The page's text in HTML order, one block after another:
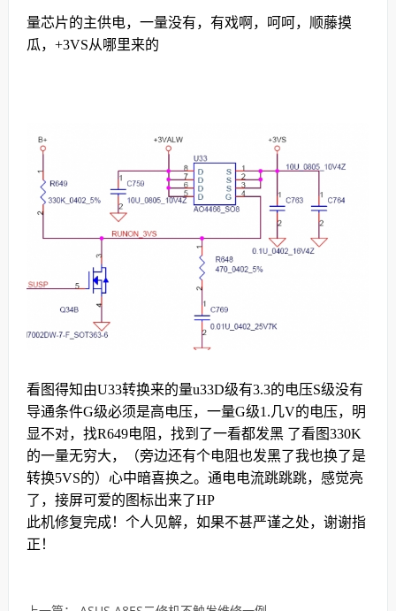
量芯片的主供电，一量没有，有戏啊，呵呵，顺藤摸
瓜，+3VS从哪里来的
看图得知由U33转换来的量u33D级有3.3的电压S级没有
导通条件G级必须是高电压，一量G级1.几V的电压，明
显不对，找R649电阻，找到了一看都发黑 了看图330K
的一量无穷大，（旁边还有个电阻也发黑了我也换了是
转换5VS的）心中暗喜换之。通电电流跳跳跳，感觉亮
了，接屏可爱的图标出来了HP
此机修复完成！个人见解，如果不甚严谨之处，谢谢指
正！